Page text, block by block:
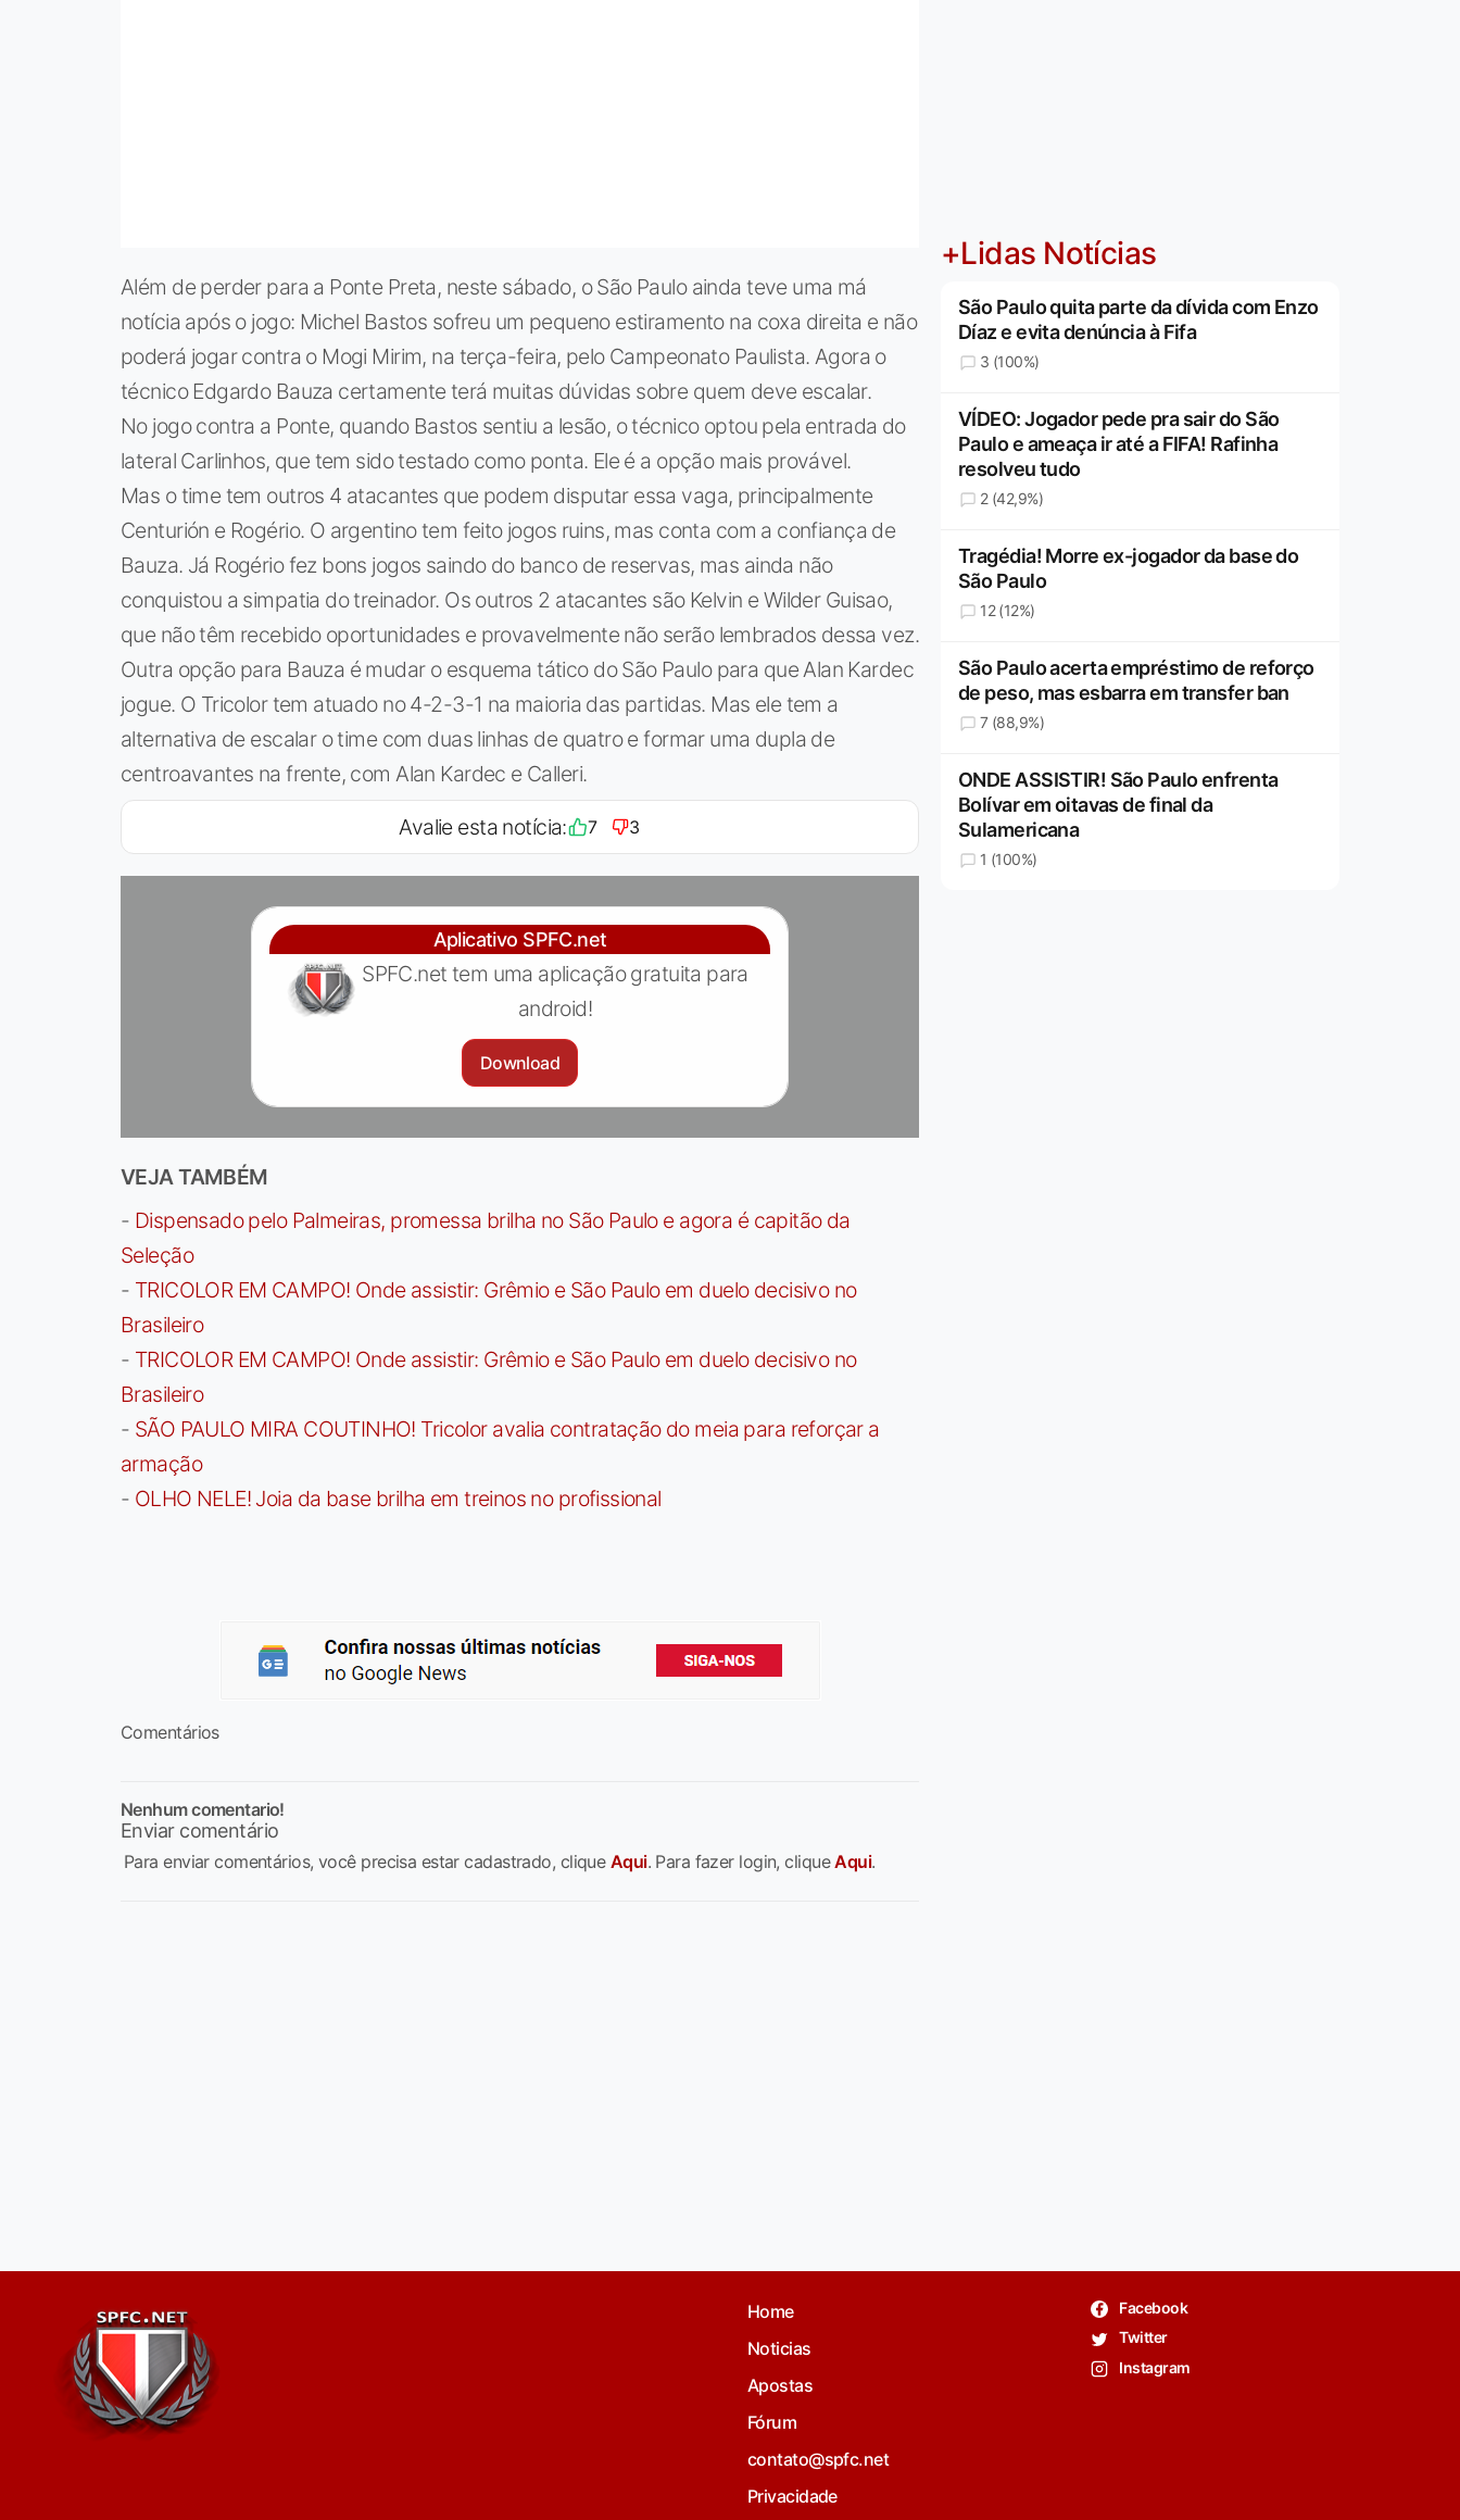
Além de perder para a Ponte Preta, neste sábado, o São Paulo ainda teve uma má
notícia após o jogo: Michel Bastos sofreu um pequeno estiramento na coxa direita e não
poderá jogar contra o Mogi Mirim, na terça-feira, pelo Campeonato Paulista. Agora o
técnico Edgardo Bauza certamente terá muitas dúvidas sobre quem deve escalar.
No jogo contra a Ponte, quando Bastos sentiu a lesão, o técnico optou pela entrada do
lateral Carlinhos, que tem sido testado como ponta. Ele é a opção mais provável.
Mas o time tem outros 4 atacantes que podem disputar essa vaga, principalmente
Centurión e Rogério. O argentino tem feito jogos ruins, mas conta com a confiança de
Bauza. Já Rogério fez bons jogos saindo do banco de reservas, mas ainda não
conquistou a simpatia do treinador. Os outros 2 atacantes são Kelvin e Wilder Guisao,
que não têm recebido oportunidades e provavelmente não serão lembrados dessa vez.
Outra opção para Bauza é mudar o esquema tático do São Paulo para que Alan Kardec
jogue. O Tricolor tem atuado no 4-2-3-1 na maioria das partidas. Mas ele tem a
alternativa de escalar o time com duas linhas de quatro e formar uma dupla de
centroavantes na frente, com Alan Kardec e Calleri.
Avalie esta notícia: 7 3
Aplicativo SPFC.net
SPFC.net tem uma aplicação gratuita para
android!
Download
VEJA TAMBÉM
- Dispensado pelo Palmeiras, promessa brilha no São Paulo e agora é capitão da
Seleção
- TRICOLOR EM CAMPO! Onde assistir: Grêmio e São Paulo em duelo decisivo no
Brasileiro
- TRICOLOR EM CAMPO! Onde assistir: Grêmio e São Paulo em duelo decisivo no
Brasileiro
- SÃO PAULO MIRA COUTINHO! Tricolor avalia contratação do meia para reforçar a
armação
- OLHO NELE! Joia da base brilha em treinos no profissional
Comentários
Nenhum comentario!
Enviar comentário
Para enviar comentários, você precisa estar cadastrado, clique Aqui. Para fazer login, cliqueAqui.
+Lidas Notícias
São Paulo quita parte da dívida com Enzo
Díaz e evita denúncia à Fifa
3 (100%)
VÍDEO: Jogador pede pra sair do São
Paulo e ameaça ir até a FIFA! Rafinha
resolveu tudo
2 (42,9%)
Tragédia! Morre ex-jogador da base do
São Paulo
12 (12%)
São Paulo acerta empréstimo de reforço
de peso, mas esbarra em transfer ban
7 (88,9%)
ONDE ASSISTIR! São Paulo enfrenta
Bolívar em oitavas de final da
Sulamericana
1 (100%)
Home
Noticias
Apostas
Fórum
contato@spfc.net
Privacidade
Facebook
Twitter
Instagram